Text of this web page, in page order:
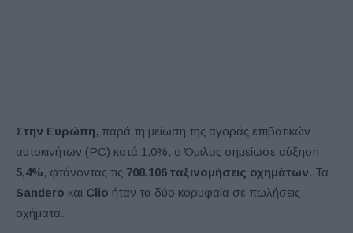
Στην Ευρώπη, παρά τη μείωση της αγοράς επιβατικών
αυτοκινήτων (PC) κατά 1,0%, ο Όμιλος σημείωσε αύξηση
5,4%, φτάνοντας τις 708.106 ταξινομήσεις οχημάτων. Τα
Sandero και Clio ήταν τα δύο κορυφαία σε πωλήσεις
οχήματα.